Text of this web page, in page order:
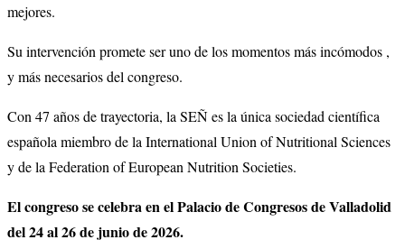
mejores.
Su intervención promete ser uno de los momentos más incómodos ,
y más necesarios del congreso.
Con 47 años de trayectoria, la SEÑ es la única sociedad científica
española miembro de la International Union of Nutritional Sciences
y de la Federation of European Nutrition Societies.
El congreso se celebra en el Palacio de Congresos de Valladolid
del 24 al 26 de junio de 2026.